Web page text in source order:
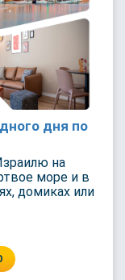
дня по
на
море и в
домиках или